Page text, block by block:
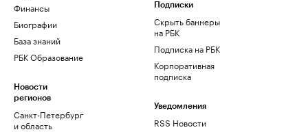
Финансы
Биографии
База знаний
РБК Образование
Новости
регионов
Санкт-Петербург
и область
Подписки
Скрыть баннеры
на РБК
Подписка на РБК
Корпоративная
подписка
Уведомления
RSS Новости